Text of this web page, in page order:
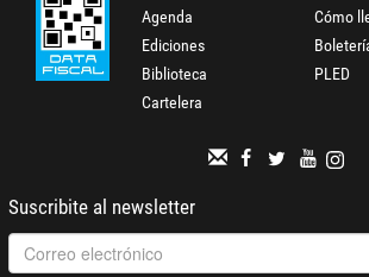
Agenda
Ediciones
Biblioteca
Cartelera
Cómo
PLED
Suscribite al newsletter